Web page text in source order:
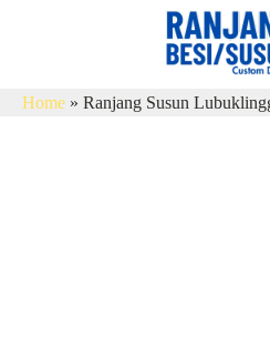
Home » Ranjang Susun